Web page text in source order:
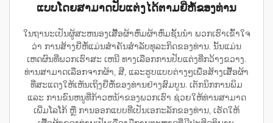
ແບບໂດຍສາມາດປັບແຕ່ງໄດ້ຕາມຍີ່ຫໍ້ຂອງທ່ານ
ໃນຖານະເປັນຜູ້ສະຫນອງເສື້ອຜ້າຫົ່ມຜ້າຫົ່ມຊັ້ນນໍາ ພວກເຮົາເຂົ້າໃຈ
ວ່າ ການສ້າງຍີ່ຫໍ້ແມ່ນສໍາຄັນສໍາລັບທຸລະກິດຂອງທ່ານ. ນັ້ນແມ່ນ
ເຫດຜົນທີ່ພວກເຮົາສະ ເຫນີ ທາງເລືອກການປັບແຕ່ງທີ່ກວ້າງຂວາງ.
ທ່ານສາມາດເລືອກຈາກຜ້າ, ສີ, ແລະຮູບແບບຕ່າງໆເພື່ອສ້າງເສື້ອຜ້າ
ທີ່ສະແດງໃຫ້ເຫັນເຖິງຍີ່ຫໍ້ຂອງທ່ານຢ່າງສົມບູນ. ເຕັກນິກການພິມ
ແລະ ການຂົນຫນູທີ່ກ້າວຫນ້າຂອງພວກເຮົາ ຊ່ວຍໃຫ້ທ່ານສາມາດ
ເພີ່ມໂລໂກ້ ຫຼື ການອອກແບບທີ່ເປັນເອກະລັກຂອງທ່ານ, ເຮັດໃຫ້